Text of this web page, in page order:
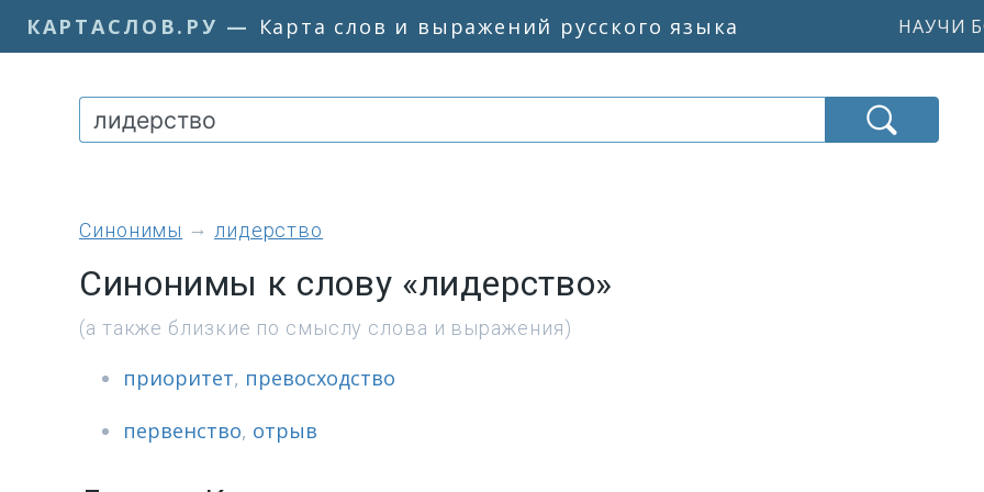
КАРТАСЛОВ.РУ — Карта слов и выражений русского языка НАУЧИ
синонимы лидерство
Синонимы к слову «лидерство»
(а также близкие по смыслу слова и выражения)
приоритет, превосходство
первенство, отрыв